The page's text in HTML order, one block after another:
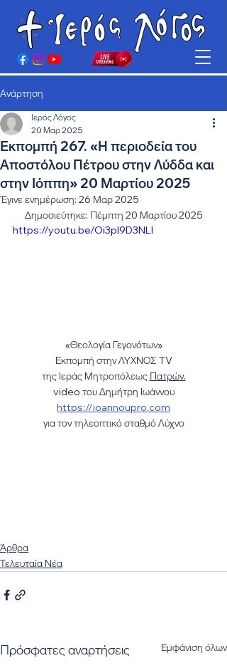
Ανάρτηση
Εκπομπή 267. «Η περιοδεία του
Αποστόλου Πέτρου στην Λύδδα και
στην Ιόππη» 20 Μαρτίου 2025
Ιερός Λόγος
20 Μαρ 2025
Έγινε ενημέρωση: 26 Μαρ 2025
Δημοσιεύτηκε: Πέμπτη 20 Μαρτίου 2025
https://youtu.be/Oi3pI9D3NLI
«Θεολογία Γεγονότων»
Εκπομπή στην ΛΥΧΝΟΣ TV
της Ιεράς Μητροπόλεως Πατρών.
video του Δημήτρη Ιωάννου
https://ioannoupro.com​
για τον τηλεοπτικό σταθμό Λύχνο
Άρθρα
Τελευταία Νέα
Πρόσφατες αναρτήσεις Εμφάνιση όλων